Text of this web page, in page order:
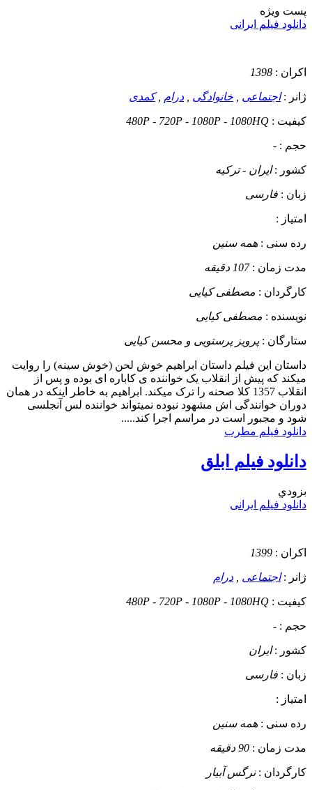
پست ويژه
دانلود فیلم ایرانی
اکران : 1398
ژانر :اجتماعی خانوادگی درام ,کمدی
کیفیت : 480P - 720P - 1080P - 1080HQ
حجم : -
کشور :ایران - ترکیه
زبان : فارسی
امتیاز :
رده سنی : همه سنین
مدت زمان :107 دقیقه
کارگردان : مصطفی کیایی
نویسنده : مصطفی کیایی
ستارگان :پرویز پرستویی و محسن کیایی
داستان این فیلم داستان ابراهیم خوش لحن (خوش سینه) را روایت
میکند که پیش از انقلاب یک خواننده ی کاباره ای بوده و پس از
انقلاب 1357 کلا صحنه را ترک میکند. ابراهیم به خاطر اینکه در همان
دوران خوانندگی اش مشهود نبوده نمیتواند خواننده لس آنجلسی
شود و مجبور است در مراسم اجرا کند.....
دانلود فیلم مطرب
دانلود فیلم ابلق
بزودي
دانلود فیلم ایرانی
اکران : 1399
ژانر :اجتماعی , درام
کیفیت : 480P - 720P - 1080P - 1080HQ
حجم : -
کشور :ایران
زبان : فارسی
امتیاز :
رده سنی : همه سنین
مدت زمان : 90 دقیقه
کارگردان :نرگس آبیار